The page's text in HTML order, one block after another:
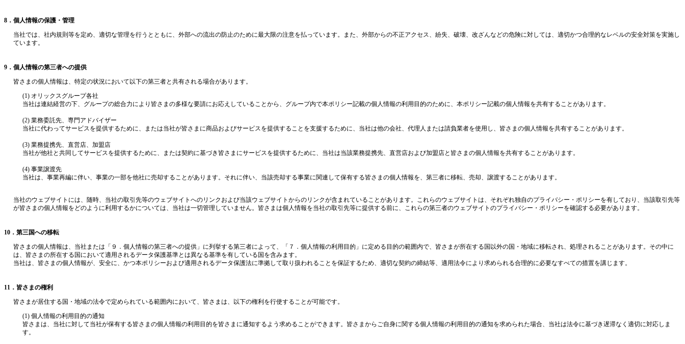
8．個人情報の保護・管理
当社では、社内規則等を定め、適切な管理を行うとともに、外部への流出の防止のために最大限の注意を払っています。また、外部からの不正アクセス、紛失、破壊、改ざんなどの危険に対しては、適切かつ合理的なレベルの安全対策を実施し
ています。
9．個人情報の第三者への提供
皆さまの個人情報は、特定の状況において以下の第三者と共有される場合があります。
(1) オリックスグループ各社
当社は連結経営の下、グループの総合力により皆さまの多様な要請にお応えしていることから、グループ内で本ポリシー記載の個人情報の利用目的のために、本ポリシー記載の個人情報を共有することがあります。
(2) 業務委託先、専門アドバイザー
当社に代わってサービスを提供するために、または当社が皆さまに商品およびサービスを提供することを支援するために、当社は他の会社、代理人または請負業者を使用し、皆さまの個人情報を共有することがあります。
(3) 業務提携先、直営店、加盟店
当社が他社と共同してサービスを提供するために、または契約に基づき皆さまにサービスを提供するために、当社は当該業務提携先、直営店および加盟店と皆さまの個人情報を共有することがあります。
(4) 事業譲渡先
当社は、事業再編に伴い、事業の一部を他社に売却することがあります。それに伴い、当該売却する事業に関連して保有する皆さまの個人情報を、第三者に移転、売却、譲渡することがあります。
当社のウェブサイトには、随時、当社の取引先等のウェブサイトへのリンクおよび当該ウェブサイトからのリンクが含まれていることがあります。これらのウェブサイトは、それぞれ独自のプライバシー・ポリシーを有しており、当該取引先等
が皆さまの個人情報をどのように利用するかについては、当社は一切管理していません。皆さまは個人情報を当社の取引先等に提供する前に、これらの第三者のウェブサイトのプライバシー・ポリシーを確認する必要があります。
10．第三国への移転
皆さまの個人情報は、当社または「９．個人情報の第三者への提供」に列挙する第三者によって、「７．個人情報の利用目的」に定める目的の範囲内で、皆さまが所在する国以外の国・地域に移転され、処理されることがあります。その中に
は、皆さまの所在する国において適用されるデータ保護基準とは異なる基準を有している国を含みます。
当社は、皆さまの個人情報が、安全に、かつ本ポリシーおよび適用されるデータ保護法に準拠して取り扱われることを保証するため、適切な契約の締結等、適用法令により求められる合理的に必要なすべての措置を講じます。
11．皆さまの権利
皆さまが居住する国・地域の法令で定められている範囲内において、皆さまは、以下の権利を行使することが可能です。
(1) 個人情報の利用目的の通知
皆さまは、当社に対して当社が保有する皆さまの個人情報の利用目的を皆さまに通知するよう求めることができます。皆さまからご自身に関する個人情報の利用目的の通知を求められた場合、当社は法令に基づき遅滞なく適切に対応しま
す。